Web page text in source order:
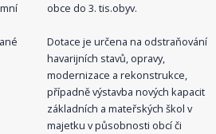
obce do 3. tis.obyv.
Dotace je určena na odstraňování
havarijních stavů, opravy,
modernizace a rekonstrukce,
případně výstavba nových kapacit
základních a mateřských škol v
majetku v působnosti obcí či